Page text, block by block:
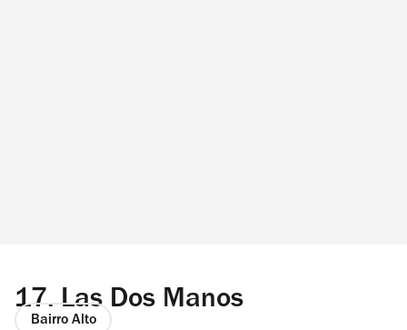
17. Las Dos Manos
Bairro Alto